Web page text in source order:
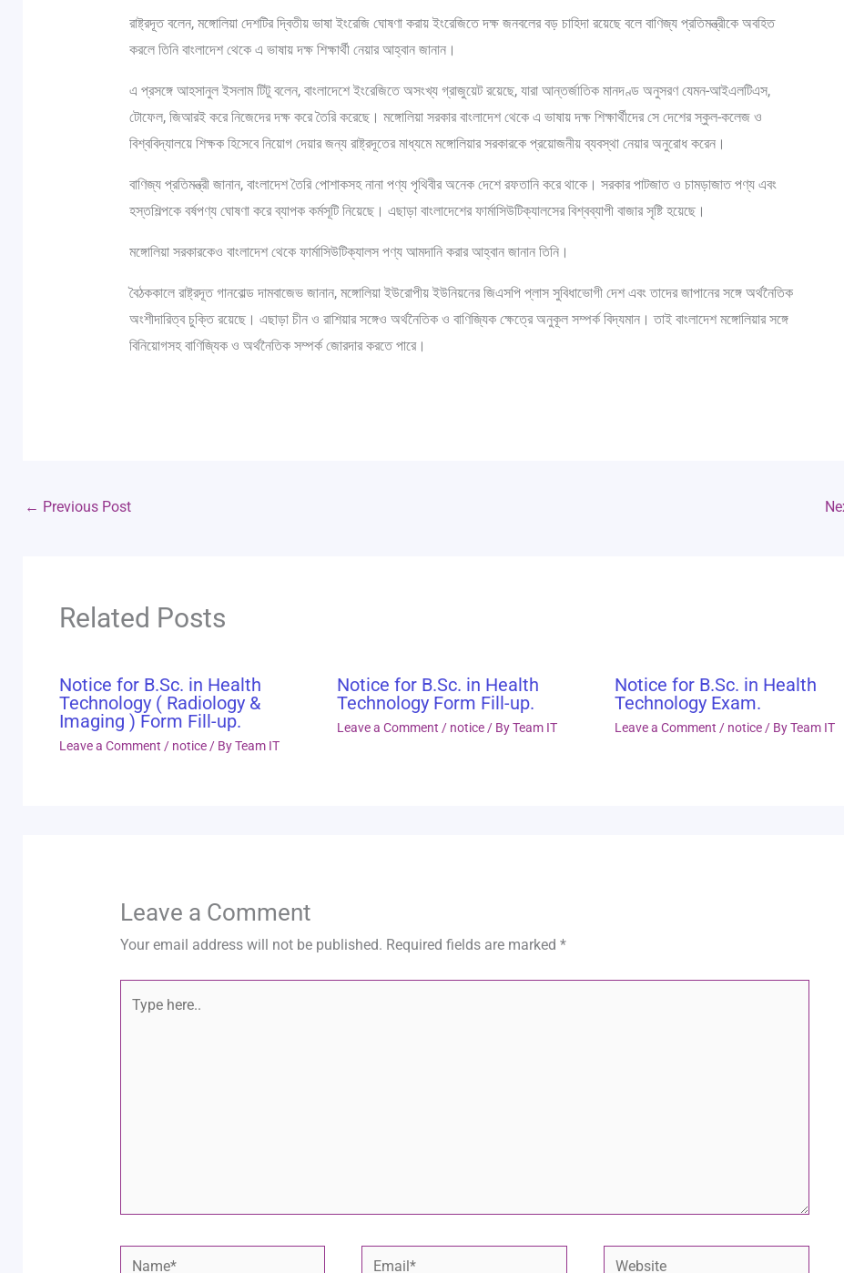
রাষ্ট্রদূত বলেন, মঙ্গোলিয়া দেশটির দ্বিতীয় ভাষা ইংরেজি ঘোষণা করায় ইংরেজিতে দক্ষ জনবলের বড় চাহিদা রয়েছে বলে বাণিজ্য প্রতিমন্ত্রীকে অবহিত
করলে তিনি বাংলাদেশ থেকে এ ভাষায় দক্ষ শিক্ষার্থী নেয়ার আহ্বান জানান।
এ প্রসঙ্গে আহসানুল ইসলাম টিটু বলেন, বাংলাদেশে ইংরেজিতে অসংখ্য গ্রাজুয়েট রয়েছে, যারা আন্তর্জাতিক মানদণ্ড অনুসরণ যেমন-আইএলটিএস,
টোফেল, জিআরই করে নিজেদের দক্ষ করে তৈরি করেছে। মঙ্গোলিয়া সরকার বাংলাদেশ থেকে এ ভাষায় দক্ষ শিক্ষার্থীদের সে দেশের স্কুল-কলেজ ও
বিশ্ববিদ্যালয়ে শিক্ষক হিসেবে নিয়োগ দেয়ার জন্য রাষ্ট্রদূতের মাধ্যমে মঙ্গোলিয়ার সরকারকে প্রয়োজনীয় ব্যবস্থা নেয়ার অনুরোধ করেন।
বাণিজ্য প্রতিমন্ত্রী জানান, বাংলাদেশ তৈরি পোশাকসহ নানা পণ্য পৃথিবীর অনেক দেশে রফতানি করে থাকে। সরকার পাটজাত ও চামড়াজাত পণ্য এবং
হস্তশিল্পকে বর্ষপণ্য ঘোষণা করে ব্যাপক কর্মসূটি নিয়েছে। এছাড়া বাংলাদেশের ফার্মাসিউটিক্যালসের বিশ্বব্যাপী বাজার সৃষ্টি হয়েছে।
মঙ্গোলিয়া সরকারকেও বাংলাদেশ থেকে ফার্মাসিউটিক্যালস পণ্য আমদানি করার আহ্বান জানান তিনি।
বৈঠককালে রাষ্ট্রদূত গানবোল্ড দামবাজেভ জানান, মঙ্গোলিয়া ইউরোপীয় ইউনিয়নের জিএসপি প্লাস সুবিধাভোগী দেশ এবং তাদের জাপানের সঙ্গে অর্থনৈতিক
অংশীদারিত্ব চুক্তি রয়েছে। এছাড়া চীন ও রাশিয়ার সঙ্গেও অর্থনৈতিক ও বাণিজ্যিক ক্ষেত্রে অনুকূল সম্পর্ক বিদ্যমান। তাই বাংলাদেশ মঙ্গোলিয়ার সঙ্গে
বিনিয়োগসহ বাণিজ্যিক ও অর্থনৈতিক সম্পর্ক জোরদার করতে পারে।
← Previous Post
Related Posts
Notice for B.Sc. in Health
Technology ( Radiology &
Imaging ) Form Fill-up.
Leave a Comment / notice / ByTeam IT
Notice for B.Sc. in Health
Technology Form Fill-up.
Leave a Comment / notice / ByTeam IT
Notice for B.Sc. in Health
Technology Exam.
Leave a Comment / notice / ByTeam IT
Leave a Comment
Your email address will not be published. Required fields are marked *
Type
Name* Email* Website